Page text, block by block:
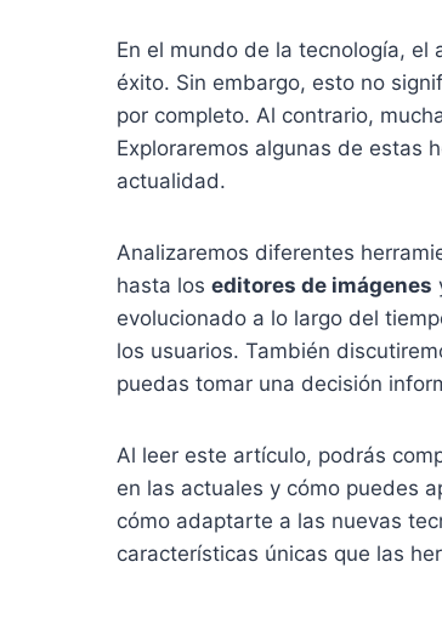
En el mundo de la tecnología, el
éxito. Sin embargo, esto no
por completo. Al contrario,
Exploraremos algunas de estas
actualidad.
Analizaremos diferentes
hasta los editores de imágenes
evolucionado a lo largo del
los usuarios. También
puedas tomar una decisión
Al leer este artículo, podrás
en las actuales y cómo puedes
cómo adaptarte a las nuevas
características únicas que las